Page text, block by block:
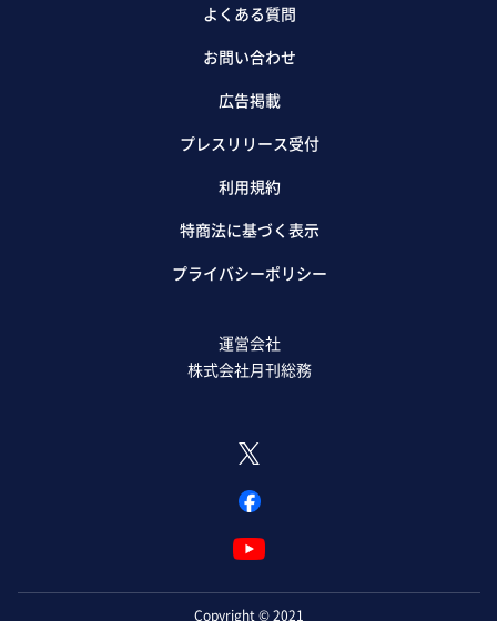
よくある質問
お問い合わせ
広告掲載
プレスリリース受付
利用規約
特商法に基づく表示
プライバシーポリシー
運営会社
株式会社月刊総務
Copyright © 2021